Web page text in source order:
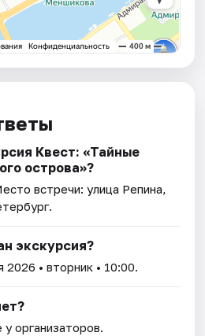
Квест: «Тайные
острова»?
встречи: улица Репина,
экскурсия?
2026 • вторник • 10:00.
организаторов.